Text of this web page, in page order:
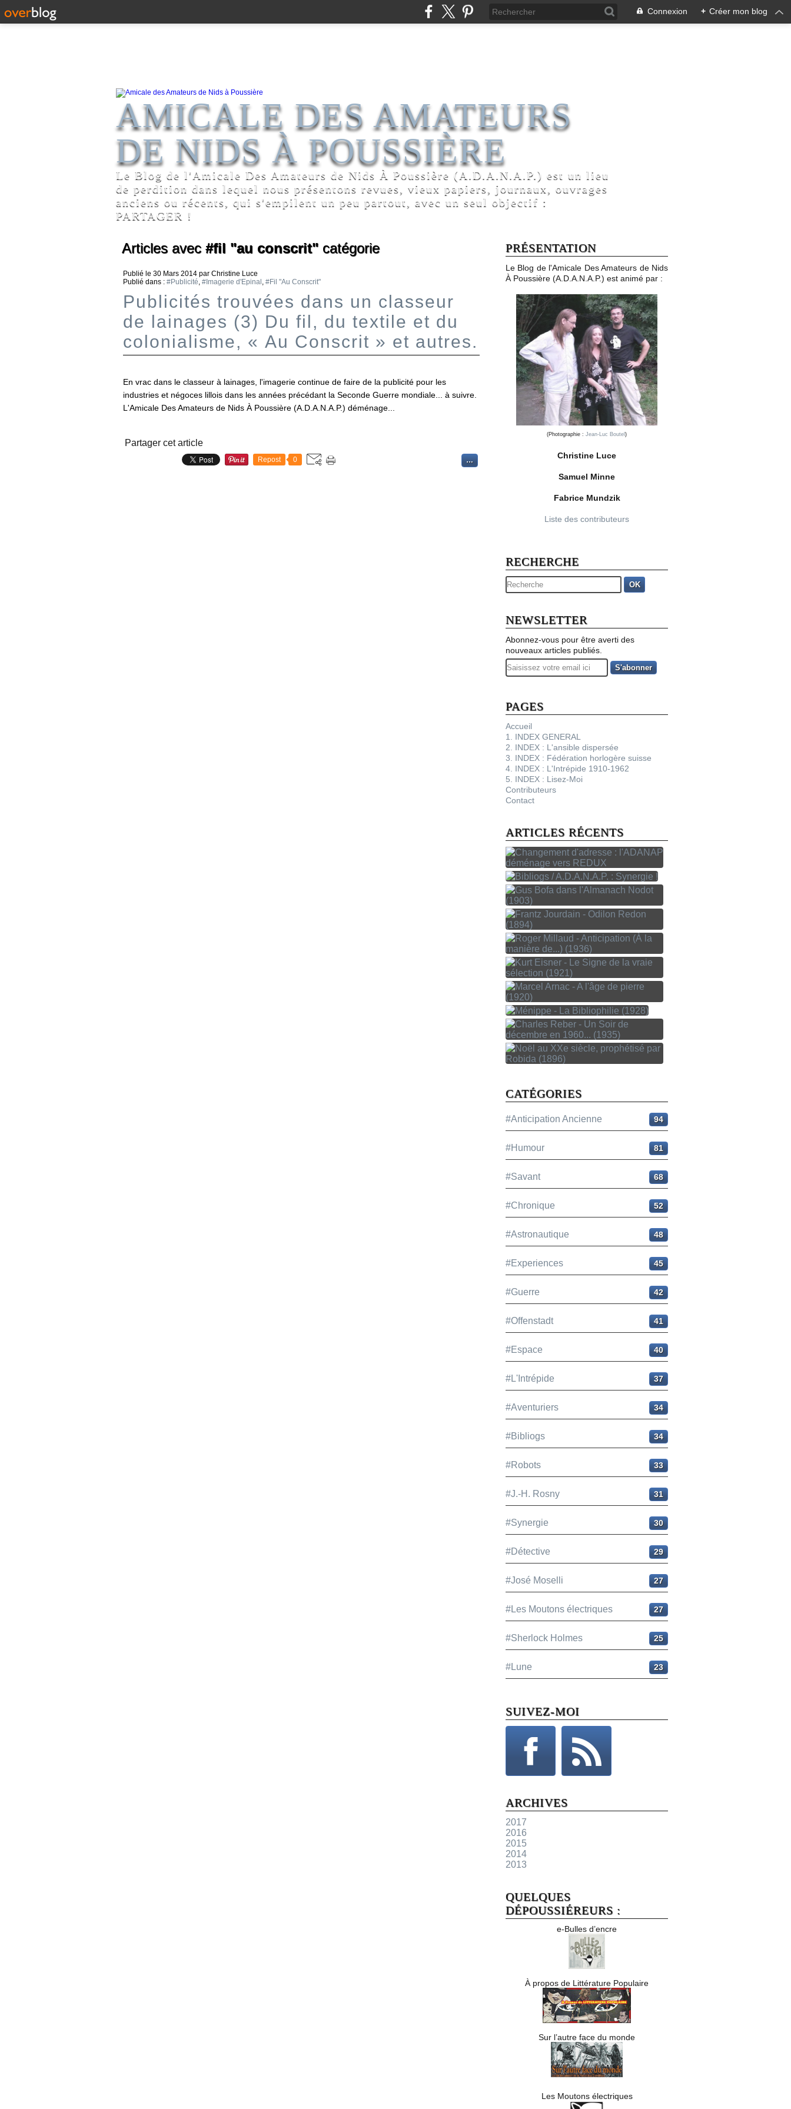
Connexion + Créer mon blog
AMICALE DES AMATEURS
DE NIDS À POUSSIÈRE
Le Blog de l'Amicale Des Amateurs de Nids À Poussière (A.D.A.N.A.P.) est un lieu
de perdition dans lequel nous présentons revues, vieux papiers, journaux, ouvrages
anciens ou récents, qui s'empilent un peu partout, avec un seul objectif :
PARTAGER !
Articles avec #fil "au conscrit" catégorie
Publié le 30 Mars 2014 par Christine Luce
Publié dans : #Publicité, #Imagerie d'Epinal , #Fil "Au Conscrit"
Publicités trouvées dans un classeur
de lainages (3) Du fil, du textile et du
colonialisme, « Au Conscrit » et autres.
En vrac dans le classeur à lainages, l'imagerie continue de faire de la publicité pour les
industries et négoces lillois dans les années précédant la Seconde Guerre mondiale... à suivre.
L'Amicale Des Amateurs de Nids À Poussière (A.D.A.N.A.P.) déménage...
Partager cet article
Repost 0 …
PRÉSENTATION
Le Blog de l'Amicale Des Amateurs de Nids
À Poussière (A.D.A.N.A.P.) est animé par :
(Photographie : Jean-Luc Boutel )
Christine Luce
Samuel Minne
Fabrice Mundzik
Liste des contributeurs
RECHERCHE
OK
NEWSLETTER
Abonnez-vous pour être averti des
nouveaux articles publiés.
Email
PAGES
Accueil
1. INDEX GENERAL
2. INDEX : L'ansible dispersée
3. INDEX : Fédération horlogère suisse
4. INDEX : L'Intrépide 1910-1962
5. INDEX : Lisez-Moi
Contributeurs
Contact
ARTICLES RÉCENTS
CATÉGORIES
#Anticipation Ancienne 94
#Humour 81
#Savant 68
#Chronique 52
#Astronautique 48
#Experiences 45
#Guerre 42
#Offenstadt 41
#Espace 40
#L'Intrépide 37
#Aventuriers 34
#Bibliogs 34
#Robots 33
#J.-H. Rosny 31
#Synergie 30
#Détective 29
#José Moselli 27
#Les Moutons électriques 27
#Sherlock Holmes 25
#Lune 23
SUIVEZ-MOI
ARCHIVES
2017
2016
2015
2014
2013
QUELQUES
DÉPOUSSIÉREURS :
e-Bulles d’encre
À propos de Littérature Populaire
Sur l’autre face du monde
Les Moutons électriques